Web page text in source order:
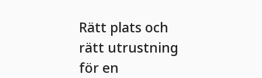
Rätt plats och
rätt utrustning
för en